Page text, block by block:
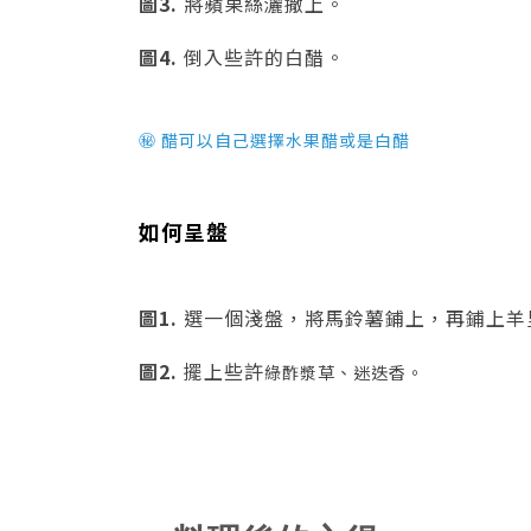
圖4. 倒入些許的白醋。
㊙ 醋可以自己選擇水果醋或是白醋
如何呈盤
圖1. 選一個淺盤，將馬鈴薯鋪上，再鋪上
圖2. 擺上些許綠酢漿草、迷迭香。